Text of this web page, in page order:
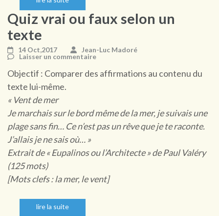
Quiz vrai ou faux selon un
texte
14 Oct,2017
Jean-Luc Madoré
Laisser un commentaire
Objectif : Comparer des affirmations au contenu du
texte lui-même.
« Vent de mer
Je marchais sur le bord même de la mer, je suivais une
plage sans fin… Ce n’est pas un rêve que je te raconte.
J’allais je ne sais où… »
Extrait de « Eupalinos ou l’Architecte » de Paul Valéry
(125 mots)
[Mots clefs : la mer, le vent]
lire la suite